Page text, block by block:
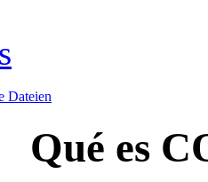
Dateien
Qué es